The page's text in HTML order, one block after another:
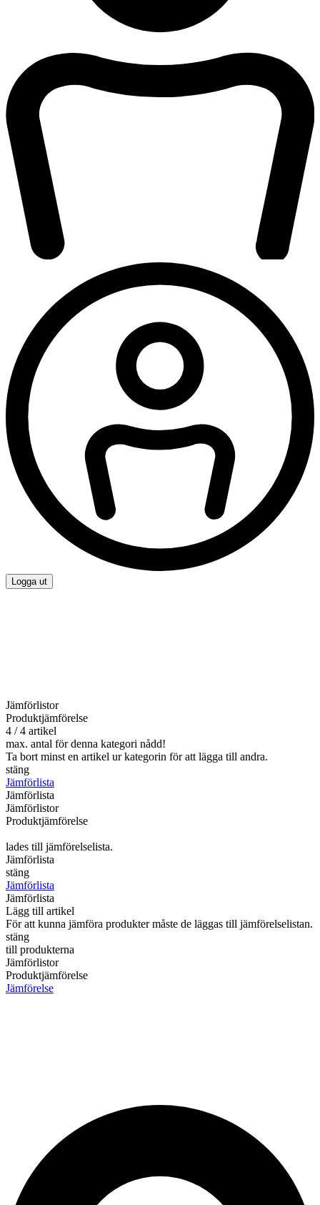
Logga ut
Jämförlistor
Produktjämförelse
4 / 4 artikel
max. antal för denna kategori nådd!
Ta bort minst en artikel ur kategorin för att lägga till andra.
stäng
Jämförlista
Jämförlista
Jämförlistor
Produktjämförelse
lades till jämförelselista.
Jämförlista
stäng
Jämförlista
Jämförlista
Lägg till artikel
För att kunna jämföra produkter måste de läggas till jämförelselistan.
stäng
till produkterna
Jämförlistor
Produktjämförelse
Jämförelse